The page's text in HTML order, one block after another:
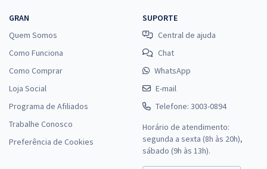
GRAN
Quem Somos
Como Funciona
Como Comprar
Loja Social
Programa de Afiliados
Trabalhe Conosco
Preferência de Cookies
SUPORTE
Central de ajuda
Chat
WhatsApp
E-mail
Telefone: 3003-0894
Horário de atendimento:
segunda a sexta (8h às 20h),
sábado (9h às 13h).